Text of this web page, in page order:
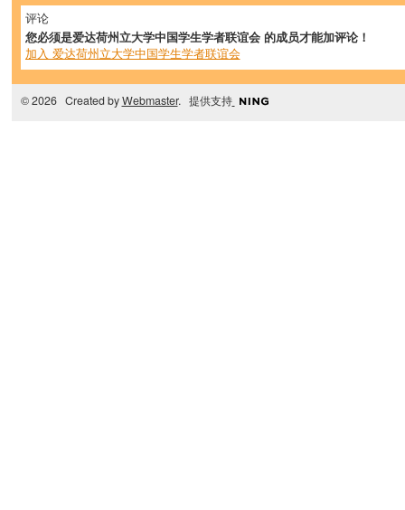
评论
您必须是爱达荷州立大学中国学生学者联谊会 的成员才能加评论！
加入 爱达荷州立大学中国学生学者联谊会
© 2026 Created byWebmaster. 提供支持